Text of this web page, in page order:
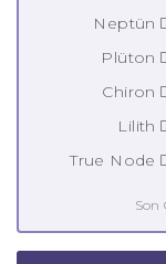
Neptün
Plüton
Chiron
Lilith
True Node
Son